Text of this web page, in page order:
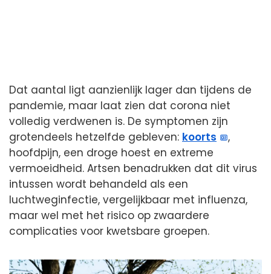
Dat aantal ligt aanzienlijk lager dan tijdens de
pandemie, maar laat zien dat corona niet
volledig verdwenen is. De symptomen zijn
grotendeels hetzelfde gebleven: koorts
,
hoofdpijn, een droge hoest en extreme
vermoeidheid. Artsen benadrukken dat dit virus
intussen wordt behandeld als een
luchtweginfectie, vergelijkbaar met influenza,
maar wel met het risico op zwaardere
complicaties voor kwetsbare groepen.